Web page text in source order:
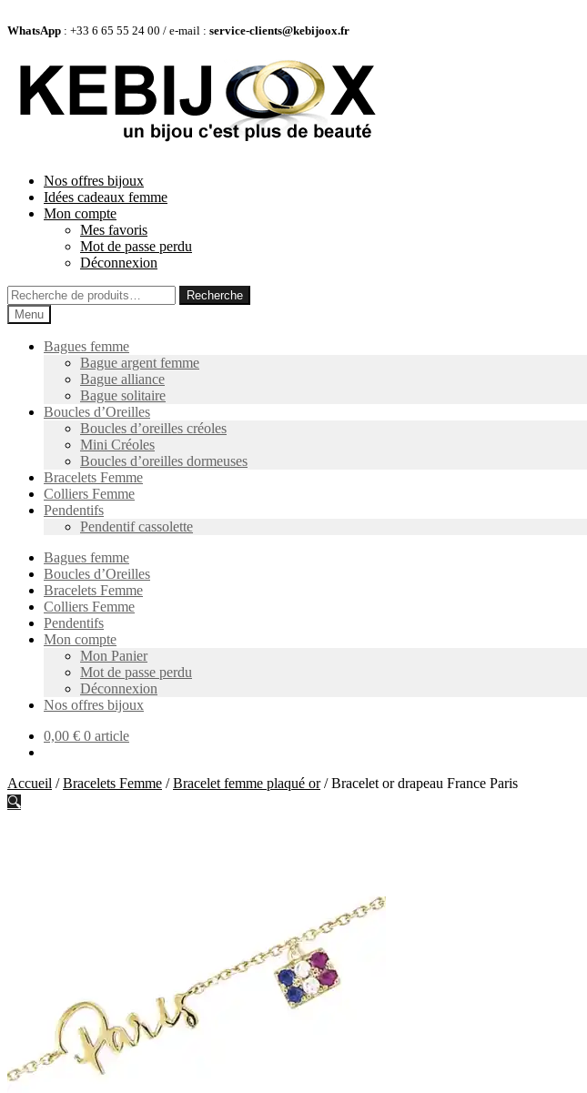
WhatsApp : +33 6 65 55 24 00 / e-mail : service-clients@kebijoox.fr
navigation
contenu
Nos offres bijoux
Idées cadeaux femme
Mon compte
Mes favoris
Mot de passe perdu
Déconnexion
Recherche
pour :
Recherche
Menu
Bagues femme
Bague argent femme
Bague alliance
Bague solitaire
Boucles d’Oreilles
Boucles d’oreilles créoles
Mini Créoles
Boucles d’oreilles dormeuses
Bracelets Femme
Colliers Femme
Pendentifs
Pendentif cassolette
Bagues femme
Boucles d’Oreilles
Bracelets Femme
Colliers Femme
Pendentifs
Mon compte
Mon Panier
Mot de passe perdu
Déconnexion
Nos offres bijoux
0,00 € 0 article
Accueil /Bracelets Femme /Bracelet femme plaqué or/Bracelet or drapeau France Paris
🔍